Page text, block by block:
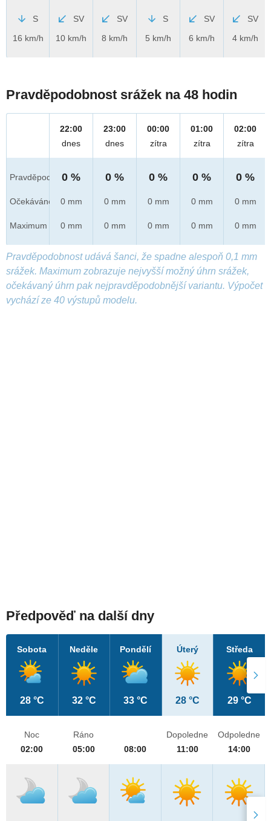
S
16 km/h
SV
10 km/h
SV
8 km/h
S
5 km/h
SV
6 km/h
SV
4 km/h
Pravděpodobnost srážek na 48 hodin
Pravděpod.
Očekáváno
Maximum
22:00
dnes
0 %
0 mm
0 mm
23:00
dnes
0 %
0 mm
0 mm
00:00
zítra
0 %
0 mm
0 mm
01:00
zítra
0 %
0 mm
0 mm
02:00
zítra
0 %
0 mm
0 mm
Pravděpodobnost udává šanci, že spadne alespoň 0,1 mm
srážek. Maximum zobrazuje nejvyšší možný úhrn srážek,
očekávaný úhrn pak nejpravděpodobnější variantu. Výpočet
vychází ze 40 výstupů modelu.
Předpověď na další dny
Sobota
28 °C
Neděle
32 °C
Pondělí
33 °C
Úterý
28 °C
Středa
29 °C
Noc
02:00
Ráno
05:00
08:00
Dopoledne
11:00
Odpoledne
14:00